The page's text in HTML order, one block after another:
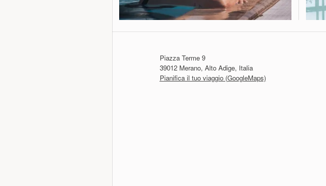
Piazza Terme 9
39012 Merano, Alto Adige, Italia
Pianifica il tuo viaggio (GoogleMaps)